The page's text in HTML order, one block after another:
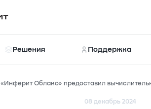
Решения Поддержка
Новости
«Инферит Облако» предоставил
08 декабрь 2024